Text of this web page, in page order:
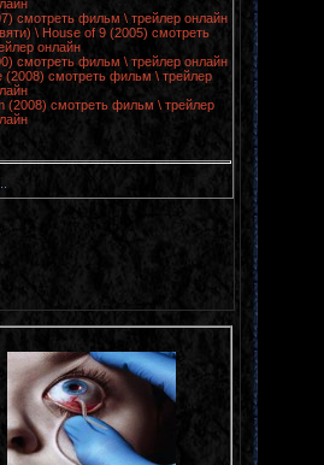
смотреть фильм \ трейлер онлайн
\ House of 9 (2005) смотреть
онлайн
смотреть фильм \ трейлер онлайн
(2008) смотреть фильм \ трейлер
(2008) смотреть фильм \ трейлер